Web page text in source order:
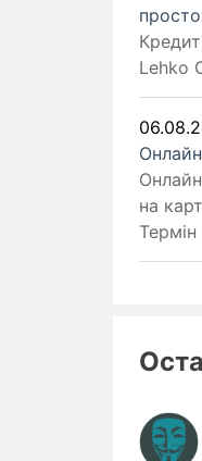
просто
Lehko
на
Термін